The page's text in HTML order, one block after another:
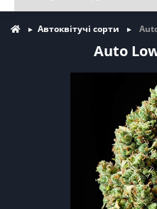
Автоквітучі сорти
Auto